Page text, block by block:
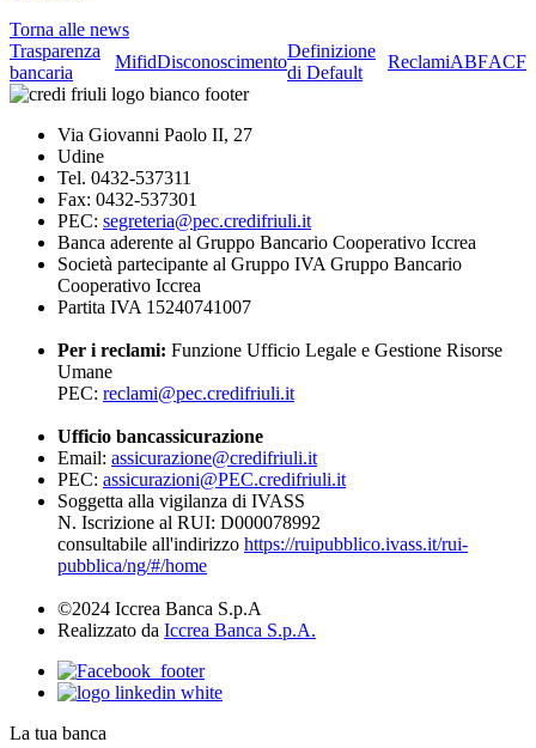
Torna alle news
Trasparenza
bancaria
MifidDisconoscimento
Definizione
di Default
ReclamiABFACF
Via Giovanni Paolo II, 27
Udine
Tel. 0432-537311
Fax: 0432-537301
PEC: segreteria@pec.credifriuli.it
Banca aderente al Gruppo Bancario Cooperativo Iccrea
Società partecipante al Gruppo IVA Gruppo Bancario
Cooperativo Iccrea
Partita IVA 15240741007
Per i reclami: Funzione Ufficio Legale e Gestione Risorse
Umane
PEC: reclami@pec.credifriuli.it
Ufficio bancassicurazione
Email: assicurazione@credifriuli.it
PEC: assicurazioni@PEC.credifriuli.it
Soggetta alla vigilanza di IVASS
N. Iscrizione al RUI: D000078992
consultabile all'indirizzo https://ruipubblico.ivass.it/rui-
pubblica/ng/#/home
©2024 Iccrea Banca S.p.A
Realizzato da Iccrea Banca S.p.A.
La tua banca